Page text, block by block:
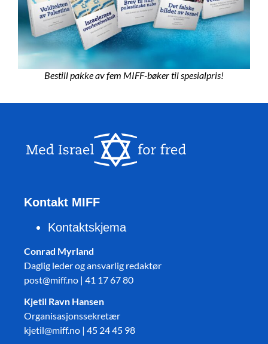
Bestill pakke av fem MIFF-bøker til spesialpris!
Kontakt MIFF
Kontaktskjema
Conrad Myrland
Daglig leder og ansvarlig redaktør
post@miff.no | 41 17 67 80
Kjetil Ravn Hansen
Organisasjonssekretær
kjetil@miff.no | 45 24 45 98